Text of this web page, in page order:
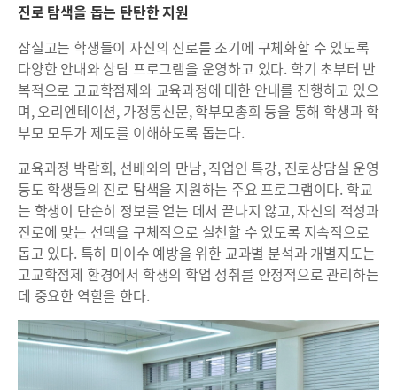
진로 탐색을 돕는 탄탄한 지원
잠실고는 학생들이 자신의 진로를 조기에 구체화할 수 있도록
다양한 안내와 상담 프로그램을 운영하고 있다. 학기 초부터 반
복적으로 고교학점제와 교육과정에 대한 안내를 진행하고 있으
며, 오리엔테이션, 가정통신문, 학부모총회 등을 통해 학생과 학
부모 모두가 제도를 이해하도록 돕는다.
교육과정 박람회, 선배와의 만남, 직업인 특강, 진로상담실 운영
등도 학생들의 진로 탐색을 지원하는 주요 프로그램이다. 학교
는 학생이 단순히 정보를 얻는 데서 끝나지 않고, 자신의 적성과
진로에 맞는 선택을 구체적으로 실천할 수 있도록 지속적으로
돕고 있다. 특히 미이수 예방을 위한 교과별 분석과 개별지도는
고교학점제 환경에서 학생의 학업 성취를 안정적으로 관리하는
데 중요한 역할을 한다.